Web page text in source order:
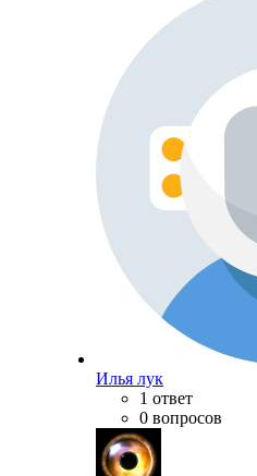
Илья лук
1 ответ
0 вопросов